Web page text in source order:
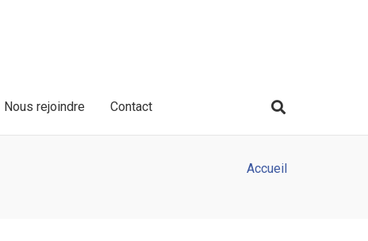
Nous rejoindre Contact
Accueil